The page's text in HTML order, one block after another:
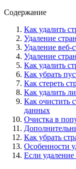
Содержание
Как удалить
Удаление
Удаление веб-
Удаление
Как удалить
Как убрать
Как стереть
Как удалить
Как очистить
данных
Очистка в
Как убрать
Особенности
Если